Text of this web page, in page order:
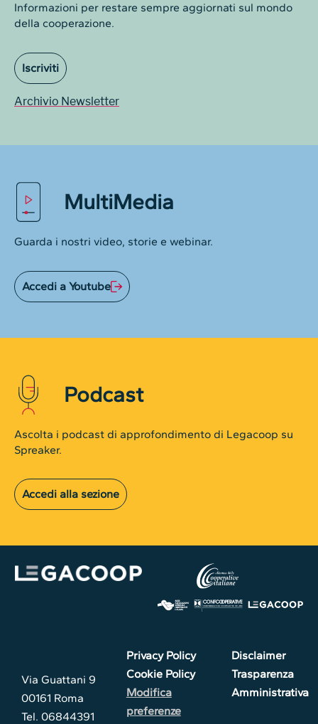
Informazioni per restare sempre aggiornati sul mondo
della cooperazione.
Iscriviti
Archivio Newsletter
MultiMedia
Guarda i nostri video, storie e webinar.
Accedi a Youtube
Podcast
Ascolta i podcast di approfondimento di Legacoop su
Spreaker.
Accedi alla sezione
Via Guattani 9
00161 Roma
Tel. 06844391
Privacy Policy
Cookie Policy
Modifica
preferenze
Disclaimer
Trasparenza
Amministrativa